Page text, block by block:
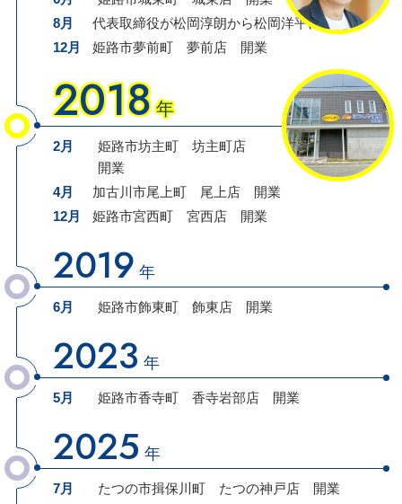
8月
代表取締役が松岡淳朗から松岡洋平に 変更
12月
姫路市夢前町 夢前店 開業
2018 年
2月 姫路市坊主町 坊主町店
開業
4月
加古川市尾上町 尾上店
開業
12月
姫路市宮西町 宮西店 開業
2019 年
6月 姫路市飾東町 飾東店 開業
2023 年
5月 姫路市香寺町 香寺岩部店 開業
2025 年
7月 たつの市揖保川町 たつの神戸店 開業